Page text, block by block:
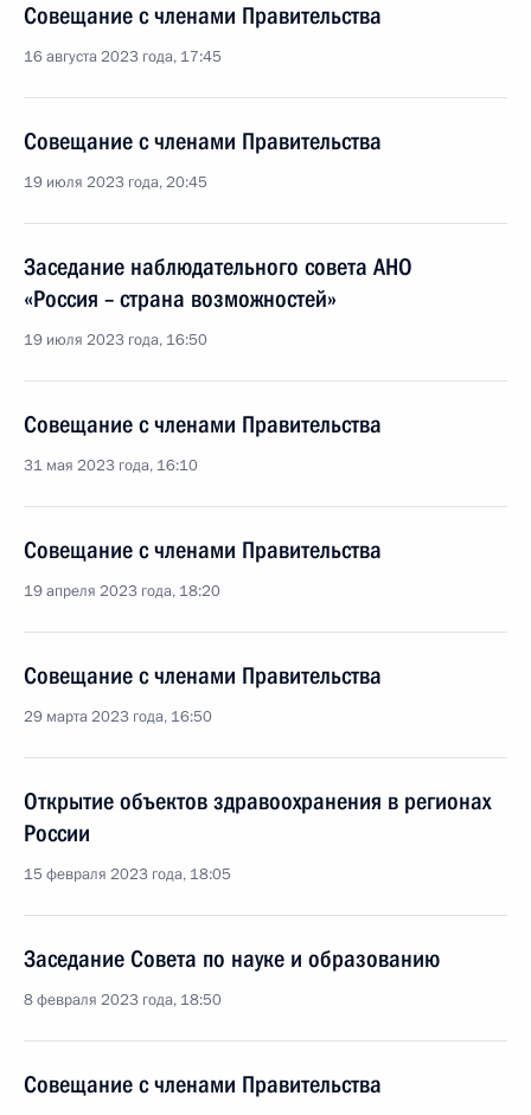
Совещание с членами Правительства
16 августа 2023 года, 17:45
Совещание с членами Правительства
19 июля 2023 года, 20:45
Заседание наблюдательного совета АНО
«Россия – страна возможностей»
19 июля 2023 года, 16:50
Совещание с членами Правительства
31 мая 2023 года, 16:10
Совещание с членами Правительства
19 апреля 2023 года, 18:20
Совещание с членами Правительства
29 марта 2023 года, 16:50
Открытие объектов здравоохранения в регионах
России
15 февраля 2023 года, 18:05
Заседание Совета по науке и образованию
8 февраля 2023 года, 18:50
Совещание с членами Правительства